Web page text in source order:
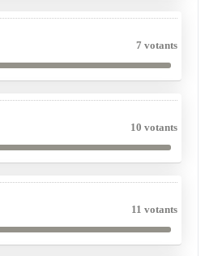
7 votants
10 votants
11 votants